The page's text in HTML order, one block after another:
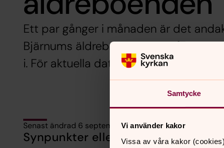
Samtycke
Vi använder kakor
Vissa av våra kakor
Ett par gånger i månaden är det
Bjärnums äldreboenden Lyckåsa
i. För aktuella datum, se kalendern.
Senast ändrad 6 september 2019
Synpunkter eller frågor på sidans